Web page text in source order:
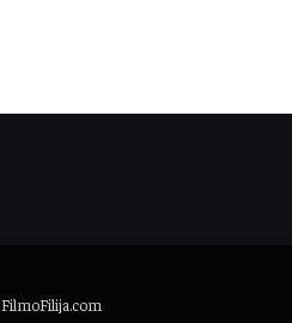
FilmoFilija.com